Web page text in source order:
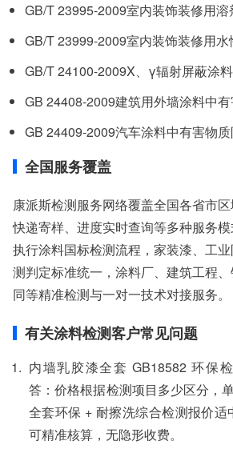
GB/T 23995-2009室内装饰装修用
GB/T 23999-2009室内装饰装修用
GB/T 24100-2009X、γ辐射屏蔽涂料
GB 24408-2009建筑用外墙涂料中
GB 24409-2009汽车涂料中有害物
全国服务覆盖
康派斯检测服务网络覆盖全国各省市区
快递寄样、进度实时查询等多种服务
执行涂料国标检测流程，家装漆、工
测判定标准统一，涂料厂、建筑工程
同等精准检测与一对一技术对接服务。
有关涂料检测客户常见问题
内墙乳胶漆全套 GB18582 环保
答：价格根据检测项目多少区分，
全套环保 + 耐擦洗综合检测报价适
可精准核算，无隐形收费。